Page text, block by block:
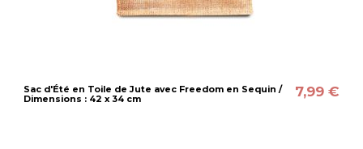
Sac d'Été en Toile de Jute avec Freedom en Sequin /
Dimensions : 42 x 34 cm
7,99 €